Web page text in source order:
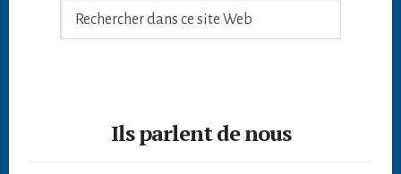
Rechercher
Ils parlent de nous